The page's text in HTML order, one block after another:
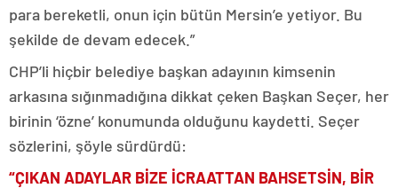
para bereketli, onun için bütün Mersin’e yetiyor. Bu
şekilde de devam edecek.”
CHP’li hiçbir belediye başkan adayının kimsenin
arkasına sığınmadığına dikkat çeken Başkan Seçer, her
birinin ‘özne’ konumunda olduğunu kaydetti. Seçer
sözlerini, şöyle sürdürdü:
“ÇIKAN ADAYLAR BİZE İCRAATTAN BAHSETSİN, BİR